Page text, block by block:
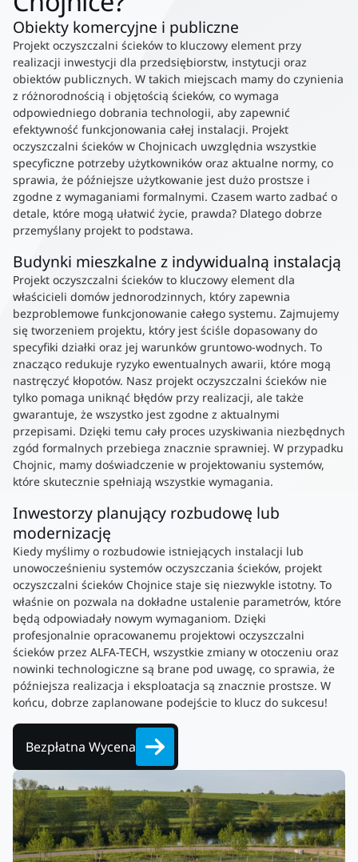
Obiekty komercyjne i publiczne
Projekt oczyszczalni ścieków to kluczowy element przy
realizacji inwestycji dla przedsiębiorstw, instytucji oraz
obiektów publicznych. W takich miejscach mamy do czynienia
z różnorodnością i objętością ścieków, co wymaga
odpowiedniego dobrania technologii, aby zapewnić
efektywność funkcjonowania całej instalacji. Projekt
oczyszczalni ścieków w Chojnicach uwzględnia wszystkie
specyficzne potrzeby użytkowników oraz aktualne normy, co
sprawia, że późniejsze użytkowanie jest dużo prostsze i
zgodne z wymaganiami formalnymi. Czasem warto zadbać o
detale, które mogą ułatwić życie, prawda? Dlatego dobrze
przemyślany projekt to podstawa.
Budynki mieszkalne z indywidualną instalacją
Projekt oczyszczalni ścieków to kluczowy element dla
właścicieli domów jednorodzinnych, który zapewnia
bezproblemowe funkcjonowanie całego systemu. Zajmujemy
się tworzeniem projektu, który jest ściśle dopasowany do
specyfiki działki oraz jej warunków gruntowo-wodnych. To
znacząco redukuje ryzyko ewentualnych awarii, które mogą
nastręczyć kłopotów. Nasz projekt oczyszczalni ścieków nie
tylko pomaga uniknąć błędów przy realizacji, ale także
gwarantuje, że wszystko jest zgodne z aktualnymi
przepisami. Dzięki temu cały proces uzyskiwania niezbędnych
zgód formalnych przebiega znacznie sprawniej. W przypadku
Chojnic, mamy doświadczenie w projektowaniu systemów,
które skutecznie spełniają wszystkie wymagania.
Inwestorzy planujący rozbudowę lub
modernizację
Kiedy myślimy o rozbudowie istniejących instalacji lub
unowocześnieniu systemów oczyszczania ścieków, projekt
oczyszczalni ścieków Chojnice staje się niezwykle istotny. To
właśnie on pozwala na dokładne ustalenie parametrów, które
będą odpowiadały nowym wymaganiom. Dzięki
profesjonalnie opracowanemu projektowi oczyszczalni
ścieków przez ALFA-TECH, wszystkie zmiany w otoczeniu oraz
nowinki technologiczne są brane pod uwagę, co sprawia, że
późniejsza realizacja i eksploatacja są znacznie prostsze. W
końcu, dobrze zaplanowane podejście to klucz do sukcesu!
Bezpłatna Wycena